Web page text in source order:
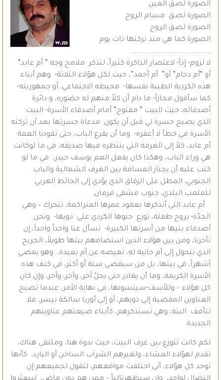
الصورة لصق العين
الصورة لصق مسام الروح
الصورة لصق الروح
الصورة كما هي منذ تركتها ذات يوم
………………………………………….
لا لزوم- إذاً- لاعتصار الذاكرة كثيراً، لتذكر ملامح وجه ” أم عابد”
أو “أم دحام” أو” أم أحمد”، حيث لكل هؤلاء الثلاثة- وهم أبناء
هذه الكردية الطيبة نفسها- محيطه الاجتماعي، أو جمهوريته-
كما سأقول مجازاً- ما دام أن كلاً منهم له حضوره، و دائرة
أصدقائه، حيث البيت ” مفتوح” أمام أصدقاء الأسرة- البيت
الذي يصبح حسرة لي قبل أن يكون مدعاة حسرتها بعد أن تركته
الأسرة في خطأ لا أغفره- وما أن يقرع الباب، حتى تقودنا العمة
أم عابد، كلاً إلى الغرفة التي ينتظره فيها صديقه، في ما لوكانت
هي وراء الباب، وهكذا كان يفعل العم يوسف حيدر، في ما لو
كتب عليه أن يجتاز المسافة بين الغرف الشمالية والباب
الجنوبي، المطل على الزقاق الذي يؤدي إلى الحائط الغربي
للملعب البلدي، جنوب مشفى فرمان.
أم عابد التي أتذكرها بعقود عمرها المتراكمة، تتحرك – وهي
الجدّة- بروح طفلة، توزع حنوها الكردي على ذويها- ونحن
أصدقاء بنيها من أسرتها الكبيرة- تسأل عنا واحداً واحداً، إن
تأخرنا، ومن بين هؤلاء الذين استضافهم بيتها طويلاً، الجريح
الذي تتحول إلى أم حانية له، تعيضه عن أم بعيدة، وهو يمضي
أشهراً، في بيتها، بل من سيقضي سنة أو أكثر، في كنف هذه
الأسرة الكريمة، وما أن يغادر حتى يحلّ آخر، وآخر، وآخر، وإن كان
كل هؤلاء – وللأسف-سينسونها، في نهاية الأمر، عندما تصبح
العناوين المفضية إلى ذويهم، أو إلى أوربا سالكة بيسر، فلا
تتأفف البتة، وهي تستذكرهم، كأبناء ضيعتهم عناوينهم
الجديدة.
لكم كانت تتوزع بين غرف البيت، حيث ندوة هنا، وملتقى هناك،
تقدم لهؤلاء العشاء، ولغيرهم الشراب الساخن أو البارد، كأنها
توحد كل هؤلاء، أنى اختلفت مواقعهم، لتقول لجميعهم:إن